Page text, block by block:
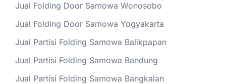
Jual Folding Door Samowa Wonosobo
Jual Folding Door Samowa Yogyakarta
Jual Partisi Folding Samowa Balikpapan
Jual Partisi Folding Samowa Bandung
Jual Partisi Folding Samowa Bangkalan